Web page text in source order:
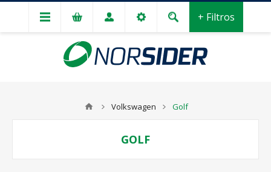
+ Filtros
Volkswagen Golf
GOLF